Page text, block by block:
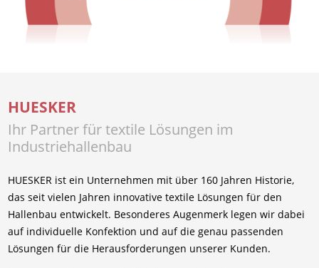
HUESKER
Ihr Partner für textile Lösungen im
Industriehallenbau
HUESKER ist ein Unternehmen mit über 160 Jahren Historie,
das seit vielen Jahren innovative textile Lösungen für den
Hallenbau entwickelt. Besonderes Augenmerk legen wir dabei
auf individuelle Konfektion und auf die genau passenden
Lösungen für die Herausforderungen unserer Kunden.